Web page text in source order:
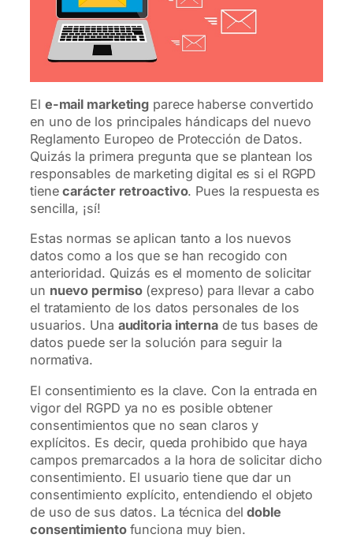
El e-mail marketing parece haberse convertido
en uno de los principales hándicaps del nuevo
Reglamento Europeo de Protección de Datos.
Quizás la primera pregunta que se plantean los
responsables de marketing digital es si el RGPD
tienecarácter retroactivo. Pues la respuesta es
sencilla, ¡sí!
Estas normas se aplican tanto a los nuevos
datos como a los que se han recogido con
anterioridad. Quizás es el momento de solicitar
un nuevo permiso(expreso) para llevar a cabo
el tratamiento de los datos personales de los
usuarios. Una auditoria internade tus bases de
datos puede ser la solución para seguir la
normativa.
El consentimiento es la clave. Con la entrada en
vigor del RGPD ya no es posible obtener
consentimientos que no sean claros y
explícitos. Es decir, queda prohibido que haya
campos premarcados a la hora de solicitar dicho
consentimiento. El usuario tiene que dar un
consentimiento explícito, entendiendo el objeto
de uso de sus datos. La técnica deldoble
consentimiento funciona muy bien.